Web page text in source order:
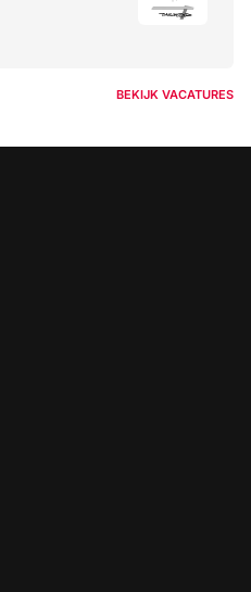
BEKIJK VACATURES